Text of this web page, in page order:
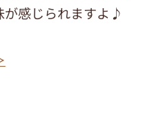
が感じられますよ♪